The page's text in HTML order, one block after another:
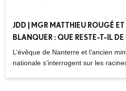
JDD | MGR MATTHIEU ROUGÉ
BLANQUER : QUE RESTE-T-IL
FRANÇAISE ? – 06.04.2024
L’évêque de Nanterre et l’ancien
nationale s’interrogent sur les